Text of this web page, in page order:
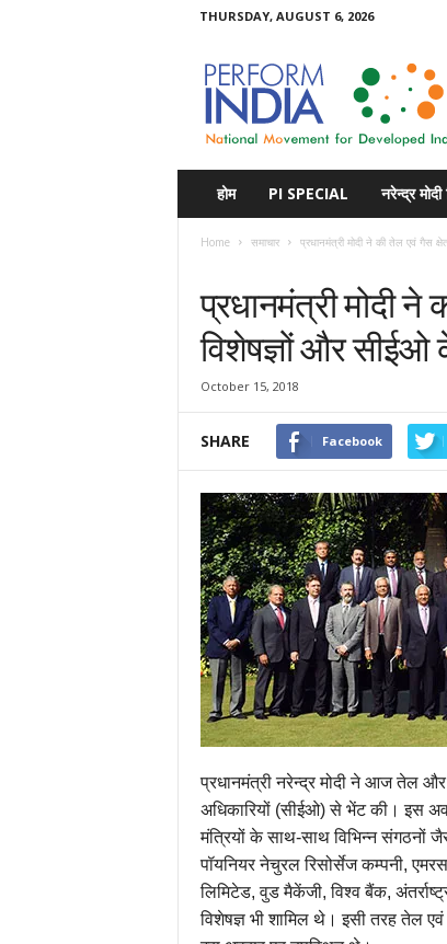
THURSDAY, AUGUST 6, 2026
होम PI SPECIAL नरेन्द्र
Home समाचार प्रधानमंत्री मोदी ने की तेल एवं गैस
प्रधानमंत्री मोदी ने
विशेषज्ञों और
October 15, 2018
SHARE Facebook
प्रधानमंत्री नरेन्द्र मोदी ने आज तेल और
अधिकारियों (सीईओ) से भेंट की। इस
मंत्रियों के साथ-साथ विभिन्न संगठनों
पॉयनियर नेचुरल रिसोर्सेज कम्पनी,
लिमिटेड, वुड मैकेंजी, विश्व बैंक,
विशेषज्ञ भी शामिल थे। इसी तरह तेल